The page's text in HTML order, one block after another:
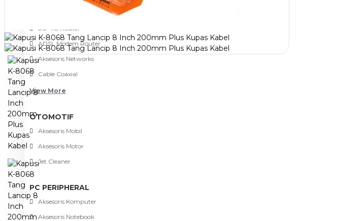
3G-4G Router
ADSL Modem Router
Aksesoris Networks
Cable Coaxial
View More
OTOMOTIF
Aksesoris Mobil
Aksesoris Motor
Jet Cleaner
PC PERIPHERAL
Aksesoris Komputer
Aksesoris Notebook